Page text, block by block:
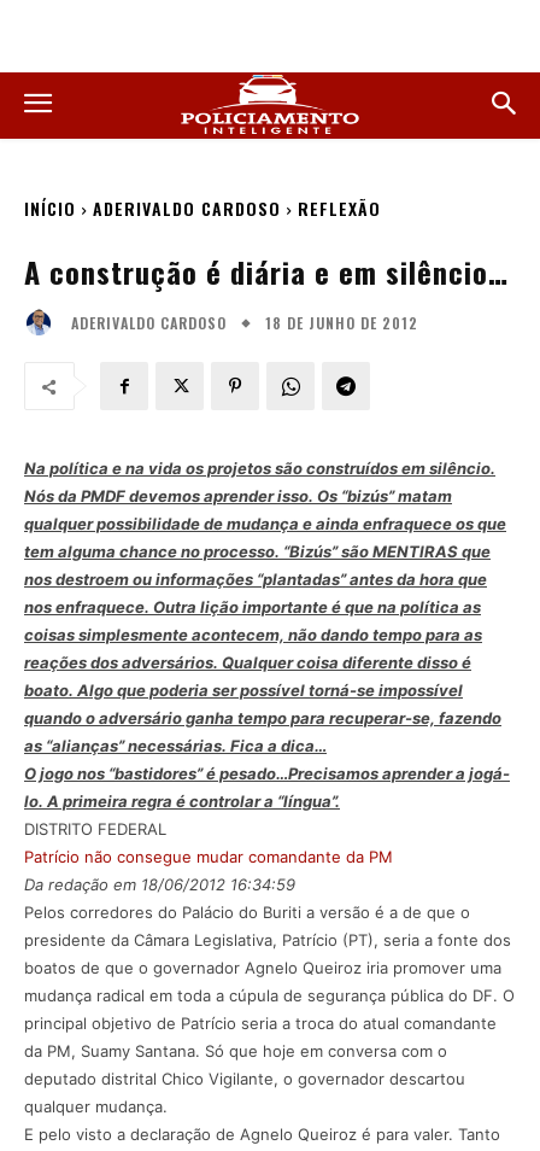
INÍCIO ADERIVALDO CARDOSO REFLEXÃO
A construção é diária e em silêncio…
ADERIVALDO CARDOSO 18 DE JUNHO DE 2012
Na política e na vida os projetos são construídos em silêncio.
Nós da PMDF devemos aprender isso. Os “bizús” matam
qualquer possibilidade de mudança e ainda enfraquece os que
tem alguma chance no processo. “Bizús” são MENTIRAS que
nos destroem ou informações “plantadas” antes da hora que
nos enfraquece. Outra lição importante é que na política as
coisas simplesmente acontecem, não dando tempo para as
reações dos adversários. Qualquer coisa diferente disso é
boato. Algo que poderia ser possível torná-se impossível
quando o adversário ganha tempo para recuperar-se, fazendo
as “alianças” necessárias. Fica a dica…
O jogo nos “bastidores” é pesado…Precisamos aprender a jogá-
lo. A primeira regra é controlar a “língua”.
DISTRITO FEDERAL
Patrício não consegue mudar comandante da PM
Da redação em 18/06/2012 16:34:59
Pelos corredores do Palácio do Buriti a versão é a de que o
presidente da Câmara Legislativa, Patrício (PT), seria a fonte dos
boatos de que o governador Agnelo Queiroz iria promover uma
mudança radical em toda a cúpula de segurança pública do DF. O
principal objetivo de Patrício seria a troca do atual comandante
da PM, Suamy Santana. Só que hoje em conversa com o
deputado distrital Chico Vigilante, o governador descartou
qualquer mudança.
E pelo visto a declaração de Agnelo Queiroz é para valer. Tanto